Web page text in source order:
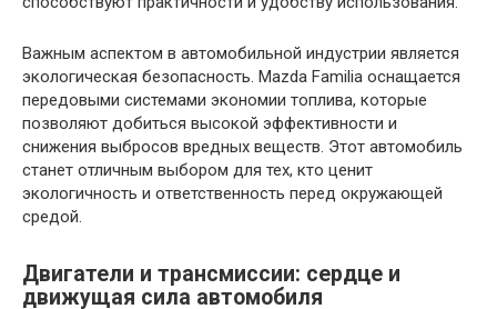
Важным аспектом в автомобильной индустрии является
экологическая безопасность. Mazda Familia оснащается
передовыми системами экономии топлива, которые
позволяют добиться высокой эффективности и
снижения выбросов вредных веществ. Этот автомобиль
станет отличным выбором для тех, кто ценит
экологичность и ответственность перед окружающей
средой.
Двигатели и трансмиссии: сердце и
движущая сила автомобиля